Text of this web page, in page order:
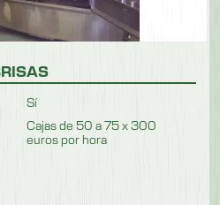
Sí
Cajas de 50 a 75 x 300
euros por hora